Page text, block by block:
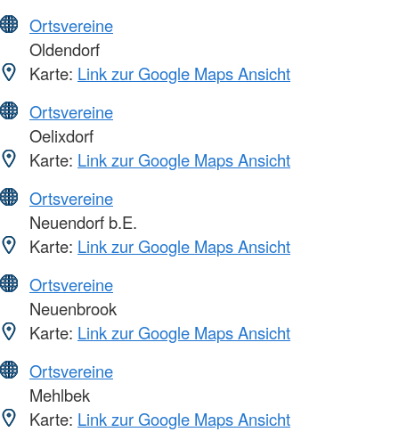
Ortsvereine
Oldendorf
Karte: Link zur Google Maps Ansicht
Ortsvereine
Oelixdorf
Karte: Link zur Google Maps Ansicht
Ortsvereine
Neuendorf b.E.
Karte: Link zur Google Maps Ansicht
Ortsvereine
Neuenbrook
Karte: Link zur Google Maps Ansicht
Ortsvereine
Mehlbek
Karte: Link zur Google Maps Ansicht